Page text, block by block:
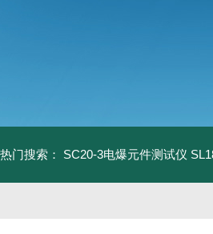
热门搜索： SC20-3电爆元件测试仪